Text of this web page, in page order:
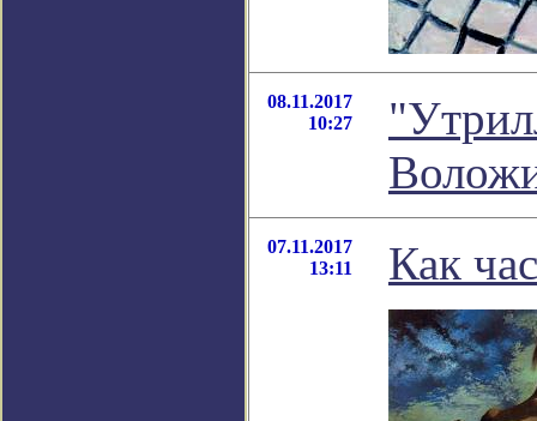
08.11.2017
10:27
07.11.2017
13:11
Как